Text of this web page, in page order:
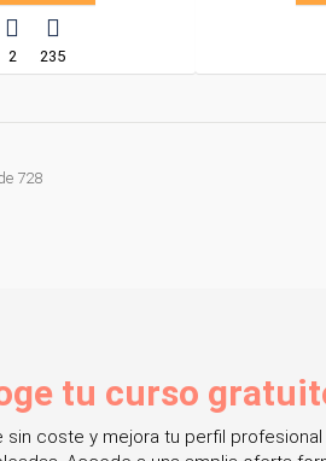
2 235
728
tu curso
sin coste y mejora tu perfil